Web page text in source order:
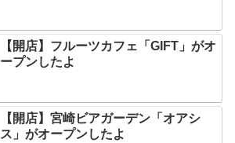
【開店】フルーツカフェ「GIFT」がオ
ープンしたよ
【開店】宮崎ビアガーデン「オアシ
ス」がオープンしたよ